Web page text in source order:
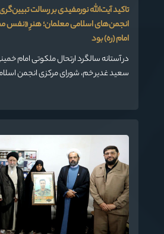
تاکید آیت‌الله نورمفیدی بر رسالت
انجمن‌های اسلامی معلمان؛ هنرِ «نفس
امام (ره) بود
در آستانه سالگرد ارتحال ملکوتی امام
سعید غدیر خم، شورای مرکزی انجمن
گلستان با حضرت آیت‌الله سیدکاظم